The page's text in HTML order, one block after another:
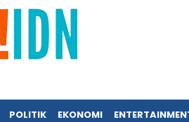
POLITIK EKONOMI